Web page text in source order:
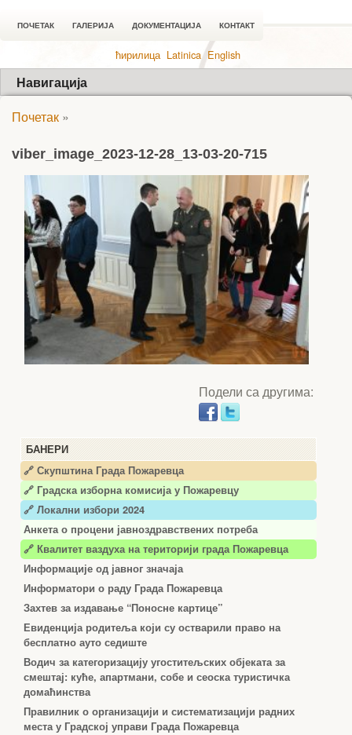
ПОЧЕТАК ГАЛЕРИЈА ДОКУМЕНТАЦИЈА КОНТАКТ
ћирилица Latinica English
Навигација
БАНЕРИ
🔗 Скупштина Града Пожаревца
🔗 Градска изборна комисија у Пожаревцу
🔗 Локални избори 2024
Анкета о процени јавноздравствених потреба
🔗 Квалитет ваздуха на територији града Пожаревца
Информације од јавног значаја
Информатори о раду Града Пожаревца
Захтев за издавање “Поносне картице”
Евиденција родитеља који су остварили право на
бесплатно ауто седиште
Водич за категоризацију угоститељских објеката за
смештај: куће, апартмани, собе и сеоска туристичка
домаћинства
Правилник о организацији и систематизацији радних
места у Градској управи Града Пожаревца
Почетак »
viber_image_2023-12-28_13-03-20-715
Подели са другима: